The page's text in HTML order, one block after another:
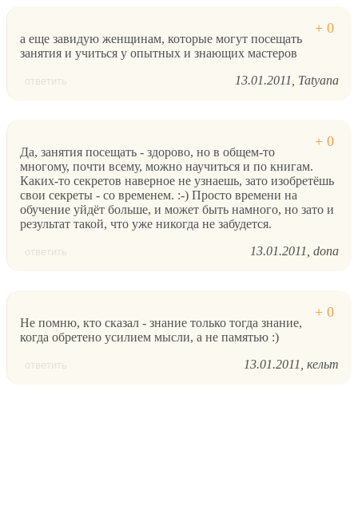
а еще завидую женщинам, которые могут посещать
занятия и учиться у опытных и знающих мастеров
ответить 13.01.2011 Tatyana
Да, занятия посещать - здорово, но в общем-то
многому, почти всему, можно научиться и по книгам.
Каких-то секретов наверное не узнаешь, зато изобретёшь
свои секреты - со временем. :-) Просто времени на
обучение уйдёт больше, и может быть намного, но зато и
результат такой, что уже никогда не забудется.
ответить 13.01.2011 dona
Не помню, кто сказал - знание только тогда знание,
когда обретено усилием мысли, а не памятью :)
ответить 13.01.2011 кельт